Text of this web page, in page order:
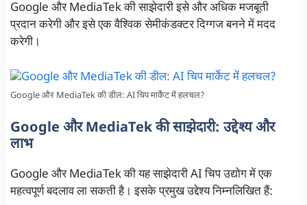
Google और MediaTek की साझेदारी इसे और अधिक मजबूती
प्रदान करेगी और इसे एक वैश्विक सेमीकंडक्टर दिग्गज बनने में मदद
करेगी।
Google और MediaTek की डील: AI चिप मार्केट में हलचल?
Google और MediaTek की साझेदारी: उद्देश्य और
लाभ
Google और MediaTek की यह साझेदारी AI चिप उद्योग में एक
महत्वपूर्ण बदलाव ला सकती है। इसके प्रमुख उद्देश्य निम्नलिखित हैं: